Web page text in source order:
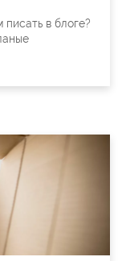
писать в блоге?